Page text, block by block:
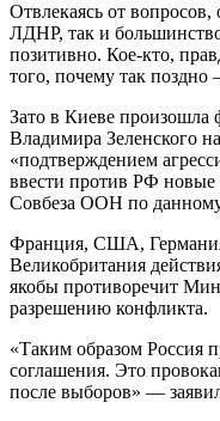
Отвлекаясь от
ЛДНР, так и
позитивно. Кое-кто,
того, почему так
Зато в Киеве произошла
Владимира Зеленского
«подтверждением
ввести против РФ новые
Совбеза ООН по
Франция, США,
Великобритания
якобы противоречит
разрешению конфликта.
«Таким образом Россия
соглашения. Это
после выборов» —